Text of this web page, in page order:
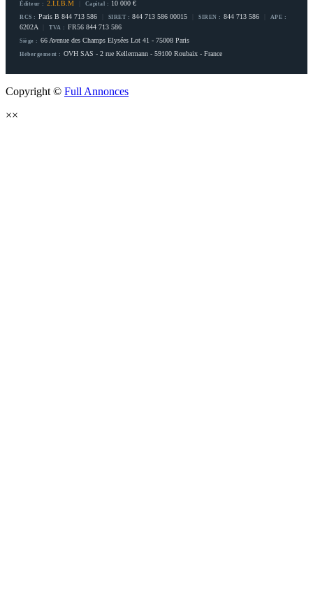
Éditeur : 2.I.I.B.M Capital : 10 000 €
RCS : Paris B 844 713 586 SIRET : 844 713 586 00015 SIREN : 844 713 586 APE :
6202A TVA : FR56 844 713 586
Siège : 66 Avenue des Champs Elysées Lot 41 - 75008 Paris
Hébergement : OVH SAS - 2 rue Kellermann - 59100 Roubaix - France
Copyright © Full Annonces
××